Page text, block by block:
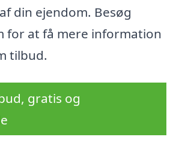
din ejendom. Besøg
for at få mere information
tilbud.
gratis og